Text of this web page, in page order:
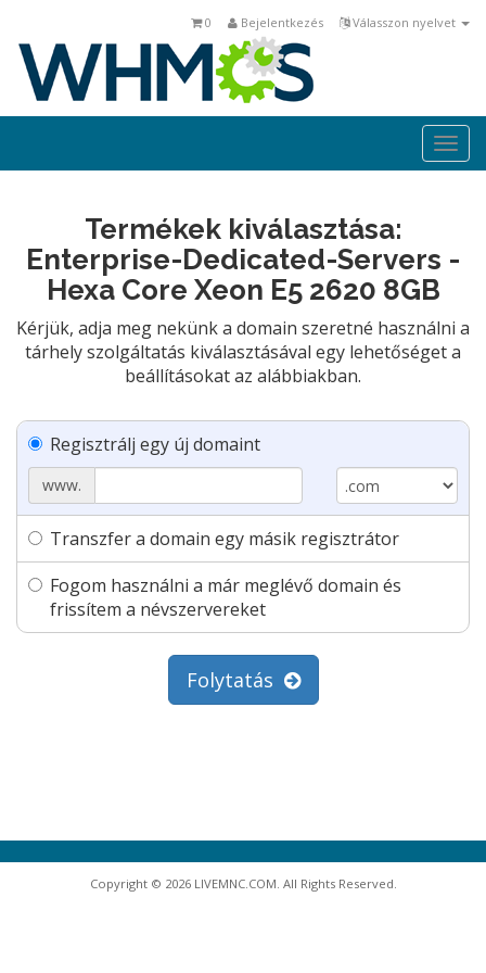
Válasszon nyelvet
Bejelentkezés
0
Termékek kiválasztása:
Enterprise-Dedicated-Servers -
Hexa Core Xeon E5 2620 8GB
Kérjük, adja meg nekünk a domain szeretné használni a
tárhely szolgáltatás kiválasztásával egy lehetőséget a
beállításokat az alábbiakban.
Regisztrálj egy új domaint
www.
Transzfer a domain egy másik regisztrátor
Fogom használni a már meglévő domain és
frissítem a névszervereket
Folytatás
Copyright © 2026 LIVEMNC.COM. All Rights Reserved.